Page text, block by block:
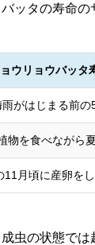
ッタの寿命の
ウリョウバッタ
雨がはじまる前の
物を食べながら
11月頃に産卵を
虫の状態で